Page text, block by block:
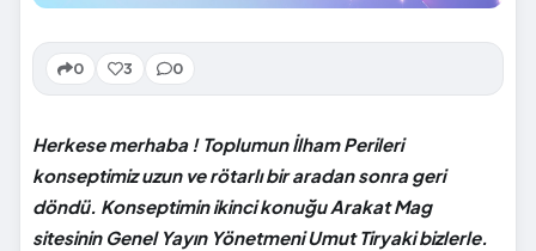
0 3 0
Herkese merhaba ! Toplumun İlham Perileri
konseptimiz uzun ve rötarlı bir aradan sonra geri
döndü. Konseptimin ikinci konuğu Arakat Mag
sitesinin Genel Yayın Yönetmeni Umut Tiryaki bizlerle.